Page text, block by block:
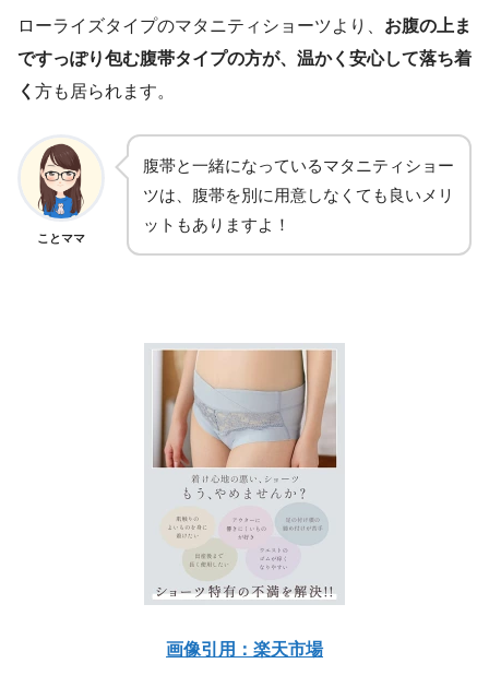
ローライズタイプのマタニティショーツより、 お腹の上ま
ですっぽり包む腹帯タイプの方が、温かく安心して落ち着
く 方も居られます。
ことママ
腹帯と一緒になっているマタニティショー
ツは、腹帯を別に用意しなくても良いメリ
ットもありますよ！
画像引用：楽天市場